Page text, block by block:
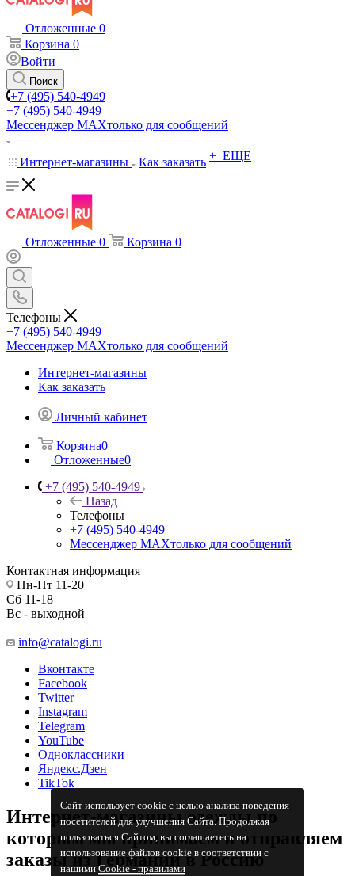
Сайт использует cookie с целью анализа поведения
посетителей для улучшения Сайта. Продолжая
пользоваться Сайтом, вы соглашаетесь на
использование файлов cookie в соответствии с
нашимиCookiе - правилами
Отложенные 0
Корзина 0
Войти
Поиск
+7 (495) 540-4949
+7 (495) 540-4949
Мессенджер МАХтолько для сообщений
Интернет-магазины Как заказать + ЕЩЕ
Отложенные 0 Корзина 0
Телефоны
+7 (495) 540-4949
Мессенджер МАХтолько для сообщений
Интернет-магазины
Как заказать
Личный кабинет
Корзина0
Отложенные0
+7 (495) 540-4949
Назад
Телефоны
+7 (495) 540-4949
Мессенджер МАХтолько для сообщений
Контактная информация
Пн-Пт 11-20
Сб 11-18
Вс - выходной
info@catalogi.ru
Вконтакте
Facebook
Twitter
Instagram
Telegram
YouTube
Одноклассники
Яндекс.Дзен
TikTok
Интернет-магазины одежды по
которым мы принимаем и отправляем
заказы из Германии в Россию